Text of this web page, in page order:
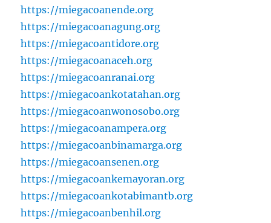
https://miegacoanende.org
https://miegacoanagung.org
https://miegacoantidore.org
https://miegacoanaceh.org
https://miegacoanranai.org
https://miegacoankotatahan.org
https://miegacoanwonosobo.org
https://miegacoanampera.org
https://miegacoanbinamarga.org
https://miegacoansenen.org
https://miegacoankemayoran.org
https://miegacoankotabimantb.org
https://miegacoanbenhil.org